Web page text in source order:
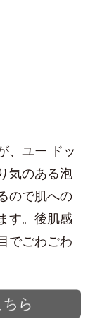
、ユー ドッ
気のある泡
ので肌への
す。後肌感
でごわごわ